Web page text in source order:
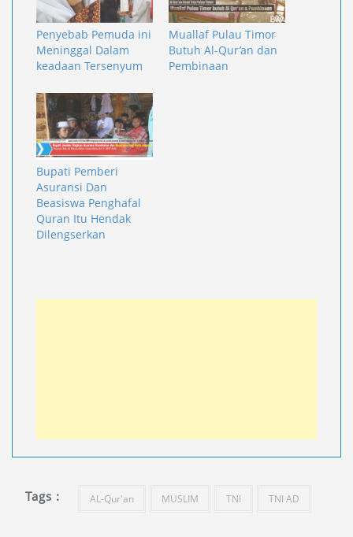
Penyebab Pemuda ini
Meninggal Dalam
keadaan Tersenyum
Muallaf Pulau Timor
Butuh Al-Qur’an dan
Pembinaan
Bupati Pemberi
Asuransi Dan
Beasiswa Penghafal
Quran Itu Hendak
Dilengserkan
Tags : AL-Qur'an MUSLIM TNI TNI AD